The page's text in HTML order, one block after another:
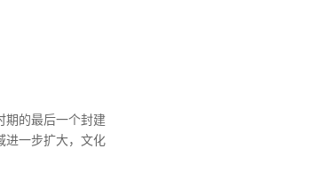
期的最后一个封建
进一步扩大，文化